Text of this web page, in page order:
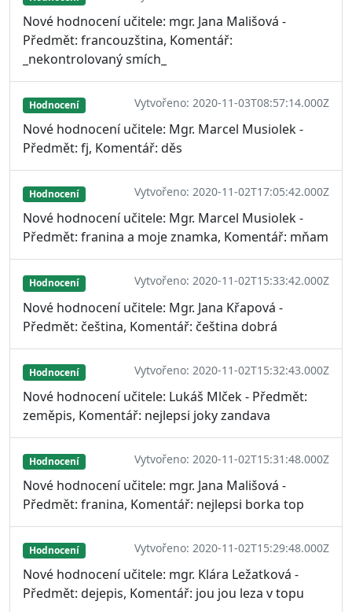
Nové hodnocení učitele: mgr. Jana Mališová -
Předmět: francouzština, Komentář:
_nekontrolovaný smích_
Hodnocení Vytvořeno: 2020-11-03T08:57:14.000Z
Nové hodnocení učitele: Mgr. Marcel Musiolek -
Předmět: fj, Komentář: děs
Hodnocení Vytvořeno: 2020-11-02T17:05:42.000Z
Nové hodnocení učitele: Mgr. Marcel Musiolek -
Předmět: franina a moje znamka, Komentář: mňam
Hodnocení Vytvořeno: 2020-11-02T15:33:42.000Z
Nové hodnocení učitele: Mgr. Jana Křapová -
Předmět: čeština, Komentář: čeština dobrá
Hodnocení Vytvořeno: 2020-11-02T15:32:43.000Z
Nové hodnocení učitele: Lukáš Mlček - Předmět:
zeměpis, Komentář: nejlepsi joky zandava
Hodnocení Vytvořeno: 2020-11-02T15:31:48.000Z
Nové hodnocení učitele: mgr. Jana Mališová -
Předmět: franina, Komentář: nejlepsi borka top
Hodnocení Vytvořeno: 2020-11-02T15:29:48.000Z
Nové hodnocení učitele: mgr. Klára Ležatková -
Předmět: dejepis, Komentář: jou jou leza v topu